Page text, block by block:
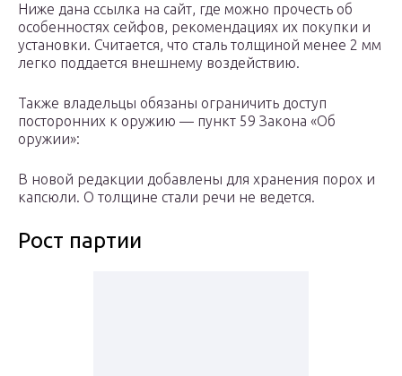
Ниже дана ссылка на сайт, где можно прочесть об
особенностях сейфов, рекомендациях их покупки и
установки. Считается, что сталь толщиной менее 2 мм
легко поддается внешнему воздействию.
Также владельцы обязаны ограничить доступ
посторонних к оружию — пункт 59 Закона «Об
оружии»:
В новой редакции добавлены для хранения порох и
капсюли. О толщине стали речи не ведется.
Рост партии